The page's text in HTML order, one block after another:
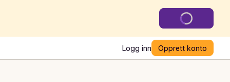
Logg inn Opprett konto